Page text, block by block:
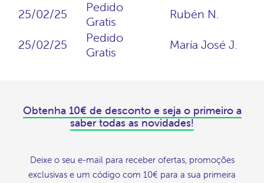
25/02/25
Pedido
Gratis
Rubén N.
25/02/25
Pedido
Gratis
María José J.
Obtenha 10€ de desconto e seja o primeiro a
saber todas as novidades!
Deixe o seu e-mail para receber ofertas, promoções
exclusivas e um código com 10€ para a sua primeira